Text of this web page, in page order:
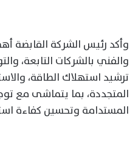
وأكد رئيس الشركة القابضة
والفني بالشركات التابعة،
ترشيد استهلاك الطاقة،
المتجددة، بما يتماشى مع
المستدامة وتحسين كفاءة